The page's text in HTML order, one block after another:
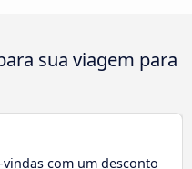
sua viagem para
vindas com um desconto